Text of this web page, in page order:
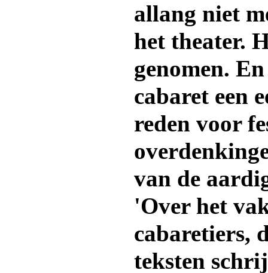
allang niet
het theater.
genomen.
cabaret een
reden voor
van de
'Over het
cabaretiers,
teksten